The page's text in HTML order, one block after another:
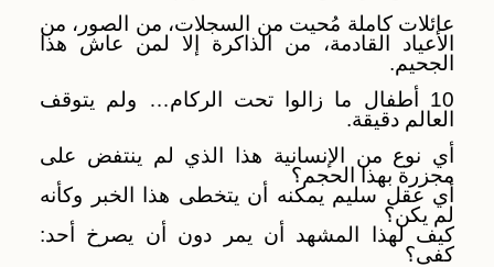
عائلات كاملة مُحيت من السجلات، من الصور، من
الأعياد القادمة، من الذاكرة إلا لمن عاش هذا
الجحيم.
10 أطفال ما زالوا تحت الركام… ولم يتوقف
العالم دقيقة.
أي نوع من الإنسانية هذا الذي لم ينتفض على
مجزرة بهذا الحجم؟
أي عقل سليم يمكنه أن يتخطى هذا الخبر وكأنه
لم يكن؟
كيف لهذا المشهد أن يمر دون أن يصرخ أحد:
كفى؟